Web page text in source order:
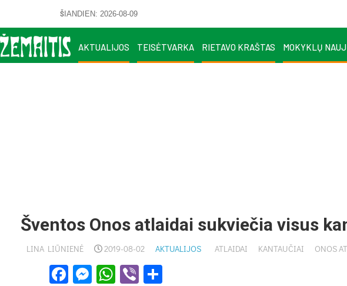
ŠIANDIEN: 2026-08-09
AKTUALIJOS TEISĖTVARKA RIETAVO KRAŠTAS MOKYKLŲ
Šventos Onos atlaidai sukviečia visus
LINA LIŪNIENĖ 2019-08-02 AKTUALIJOS ATLAIDAI KANTAUČIAI ONOS
Facebook
Messenger
WhatsApp
Viber